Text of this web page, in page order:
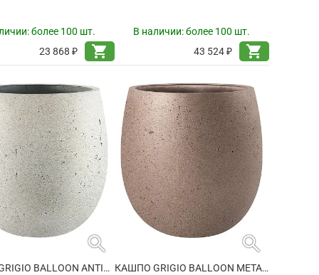
более 100 шт.
23 868 ₽
shopping_cart
В наличии:более 100 шт.
43 524 ₽
shopping_cart
search
КАШПО GRIGIO BALLOON ANTIQUE WHITE
search
КАШПО GRIGIO BALLOON METALLIC BRONZE